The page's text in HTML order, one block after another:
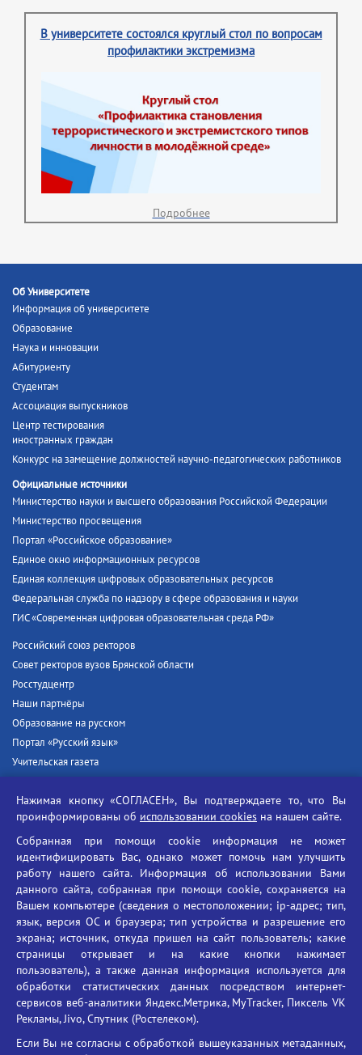
В университете состоялся круглый стол по вопросам
профилактики экстремизма
Подробнее
Об Университете
Информация об университете
Образование
Наука и инновации
Абитуриенту
Студентам
Ассоциация выпускников
Центр тестирования
иностранных граждан
Конкурс на замещение должностей научно-педагогических работников
Официальные источники
Министерство науки и высшего образования Российской Федерации
Министерство просвещения
Портал «Российское образование»
Единое окно информационных ресурсов
Единая коллекция цифровых образовательных ресурсов
Федеральная служба по надзору в сфере образования и науки
ГИС «Современная цифровая образовательная среда РФ»
Российский союз ректоров
Совет ректоров вузов Брянской области
Росстудцентр
Наши партнёры
Образование на русском
Портал «Русский язык»
Учительская газета
Единый портал государственных услуг
Противодействие угрозам информационной безопасности
Социальные ролики - Генеральная прокуратура РФ
Противодействие коррупции
БГУ против наркотиков
Брянский государственный университет
имени академика И.Г. Петровского
Время работы: пн-пт 09:00-18:00
E-mail: bryanskgu@mail.ru
Телефон: +7(4832)58-90-85
Нажимая кнопку «СОГЛАСЕН», Вы подтверждаете то, что Вы
проинформированы об использовании cookies на нашем сайте.
Собранная при помощи cookie информация не может
идентифицировать Вас, однако может помочь нам улучшить
работу нашего сайта. Информация об использовании Вами
данного сайта, собранная при помощи cookie, сохраняется на
Вашем компьютере (сведения о местоположении; ip-адрес; тип,
язык, версия ОС и браузера; тип устройства и разрешение его
экрана; источник, откуда пришел на сайт пользователь; какие
страницы открывает и на какие кнопки нажимает
пользователь), а также данная информация используется для
обработки статистических данных посредством интернет-
сервисов веб-аналитики Яндекс.Метрика, MyTracker, Пиксель VK
Рекламы, Jivo, Спутник (Ростелеком).
Если Вы не согласны с обработкой вышеуказанных метаданных,